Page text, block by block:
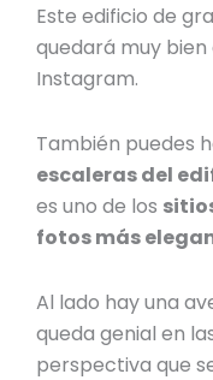
Este edificio de
quedará muy
Instagram.
También puedes
escaleras del
es uno de los
fotosmás
Al lado hay una
queda genial en
perspectiva que